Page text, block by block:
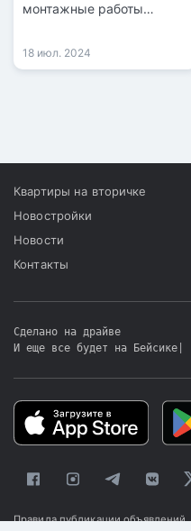
монтажные работы
года.
18 июл. 2024
Квартиры на вторичке
Новостройки
Новости
Контакты
Сделано на драйве
И еще все будет на Бейсике
Правила публикации объявлений